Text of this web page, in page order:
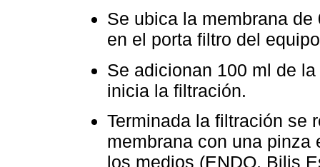
Se ubica la membrana
en el porta filtro del
Se adicionan 100 ml de
inicia la filtración.
Terminada la filtración se
membrana con una pinza
los medios (ENDO, Bilis